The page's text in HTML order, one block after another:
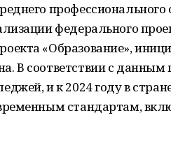
профессионального
федерального
«Образование»,
В соответствии с данным
и к 2024 году в
стандартам,